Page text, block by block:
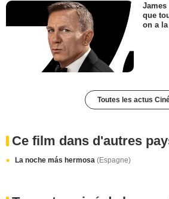
que
on a
Toutes les actus
Ce film dans d'autres
La noche más hermosa (Espagne)